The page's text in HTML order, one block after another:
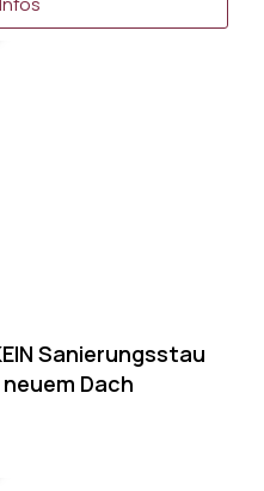
Sanierungsstau
Dach